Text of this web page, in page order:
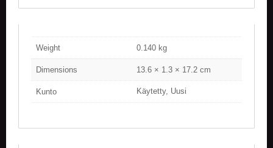
Weight 0.140 kg
Dimensions 13.6 × 1.3 × 17.2 cm
Kunto Käytetty, Uusi